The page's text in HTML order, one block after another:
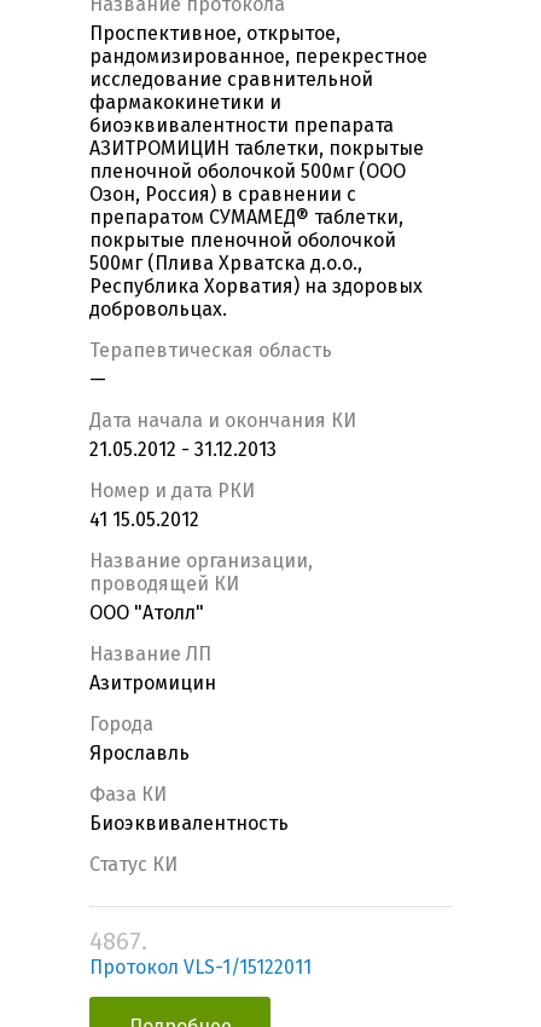
Название протокола
Проспективное, открытое,
рандомизированное, перекрестное
исследование сравнительной
фармакокинетики и
биоэквивалентности препарата
АЗИТРОМИЦИН таблетки, покрытые
пленочной оболочкой 500мг (ООО
Озон, Россия) в сравнении с
препаратом СУМАМЕД® таблетки,
покрытые пленочной оболочкой
500мг (Плива Хрватска д.о.о.,
Республика Хорватия) на здоровых
добровольцах.
Терапевтическая область
—
Дата начала и окончания КИ
21.05.2012 - 31.12.2013
Номер и дата РКИ
41 15.05.2012
Название организации,
проводящей КИ
ООО "Атолл"
Название ЛП
Азитромицин
Города
Ярославль
Фаза КИ
Биоэквивалентность
Статус КИ
4867.
Протокол VLS-1/15122011